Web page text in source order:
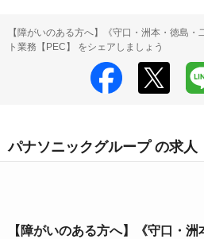
【障がいのある方へ】《守口・洲本・徳島
ト業務【PEC】 をシェアしましょう
パナソニックグループ の求人
【障がいのある方へ】《守口・